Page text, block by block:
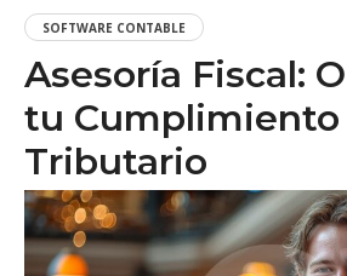
SOFTWARE CONTABLE
Asesoría Fiscal:
tu Cumplimiento
Tributario